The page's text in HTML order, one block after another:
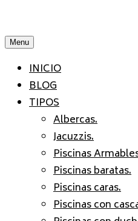
Menu
INICIO
BLOG
TIPOS
Albercas.
Jacuzzis.
Piscinas
Piscinas baratas.
Piscinas caras.
Piscinas con